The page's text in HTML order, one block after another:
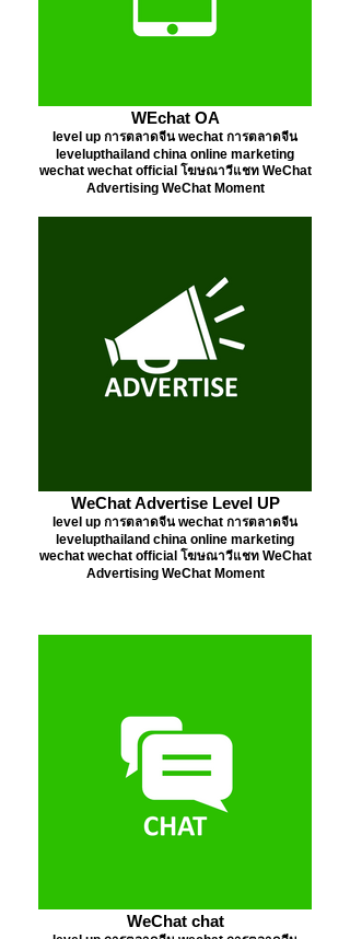
WEchat OA
level up การตลาดจีน wechat การตลาดจีน
levelupthailand china online marketing
wechat wechat official โฆษณาวีแชท WeChat
Advertising WeChat Moment
WeChat Advertise Level UP
level up การตลาดจีน wechat การตลาดจีน
levelupthailand china online marketing
wechat wechat official โฆษณาวีแชท WeChat
Advertising WeChat Moment
WeChat chat